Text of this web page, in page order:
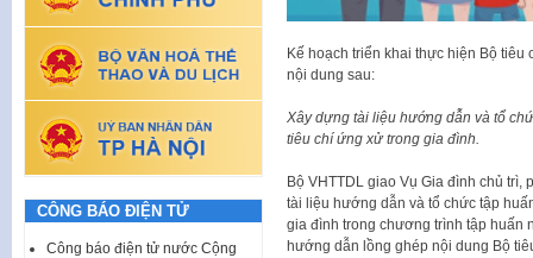
Kế hoạch triển khai thực hiện Bộ
nội dung sau:
Xây dựng tài liệu hướng dẫn và tổ
tiêu chí ứng xử trong gia đình.
Bộ VHTTDL giao Vụ Gia đình chủ
tài liệu hướng dẫn và tổ chức tập
gia đình trong chương trình tập huấn
hướng dẫn lồng ghép nội dung Bộ
CÔNG BÁO ĐIỆN TỬ
Công báo điện tử nước Cộng